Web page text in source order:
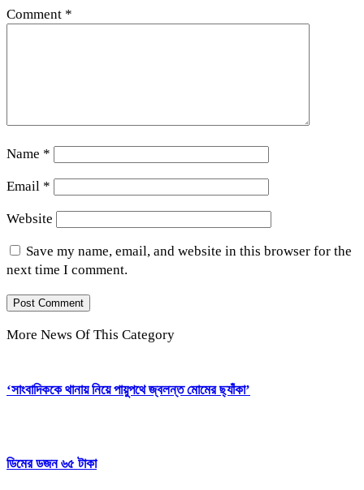
Comment *
Name *
Email *
Website
Save my name, email, and website in this browser for the
next time I comment.
More News Of This Category
‘সাংবাদিককে থানায় নিয়ে পায়ুপথে জ্বলন্ত মোমের ছ্যাঁকা’
ডিমের ডজন ৬৫ টাকা